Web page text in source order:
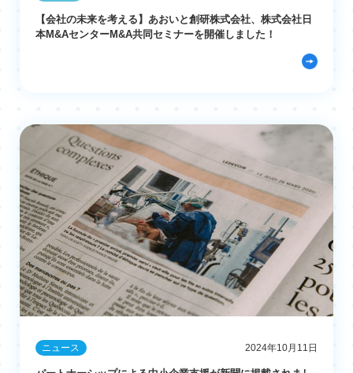
【会社の未来を考える】あおいと創研株式会社、株式会社日
本M&AセンターM&A共同セミナーを開催しました！
ニュース 2024年10月11日